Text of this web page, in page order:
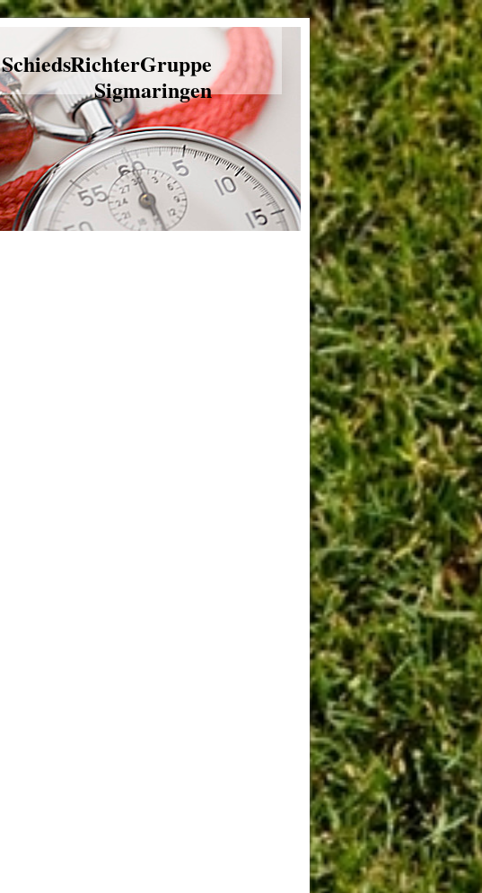
SchiedsRichterGruppe
Sigmaringen